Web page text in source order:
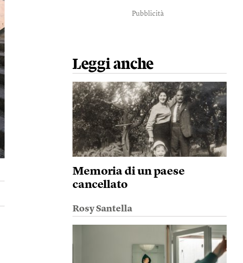
Pubblicità
Leggi anche
Memoria di un paese
cancellato
Rosy Santella